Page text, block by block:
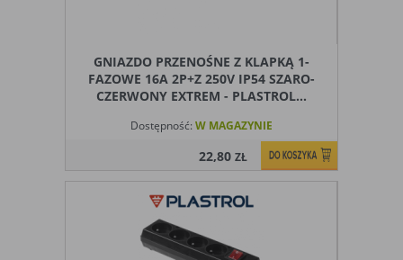
GNIAZDO PRZENOŚNE Z KLAPKĄ 1-
FAZOWE 16A 2P+Z 250V IP54 SZARO-
CZERWONY EXTREM - PLASTROL...
Dostępność: W MAGAZYNIE
22,80ZŁ